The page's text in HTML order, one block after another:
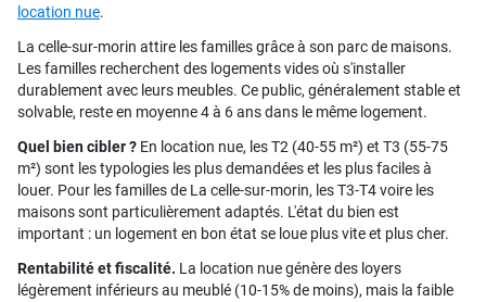
location nue.
La celle-sur-morin attire les familles grâce à son parc de maisons.
Les familles recherchent des logements vides où s'installer
durablement avec leurs meubles. Ce public, généralement stable et
solvable, reste en moyenne 4 à 6 ans dans le même logement.
Quel bien cibler ? En location nue, les T2 (40-55 m²) et T3 (55-75
m²) sont les typologies les plus demandées et les plus faciles à
louer. Pour les familles de La celle-sur-morin, les T3-T4 voire les
maisons sont particulièrement adaptés. L'état du bien est
important : un logement en bon état se loue plus vite et plus cher.
Rentabilité et fiscalité. La location nue génère des loyers
légèrement inférieurs au meublé (10-15% de moins), mais la faible